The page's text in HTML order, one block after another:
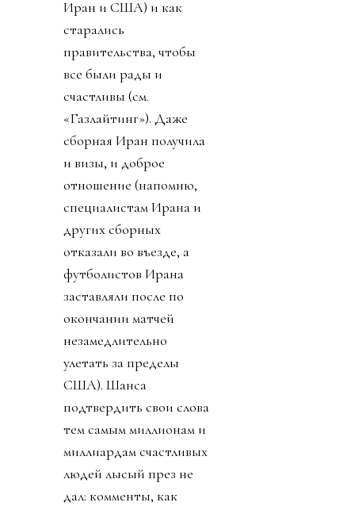
Иран и США) и как
старались
правительства, чтобы
все были рады и
счастливы (см.
«Газлайтинг»). Даже
сборная Иран получила
и визы, и доброе
отношение (напомню,
специалистам Ирана и
других сборных
отказали во въезде, а
футболистов Ирана
заставляли после по
окончании матчей
незамедлительно
улетать за пределы
США). Шанса
подтвердить свои слова
тем самым миллионам и
миллиардам счастливых
людей лысый през не
дал: комменты, как